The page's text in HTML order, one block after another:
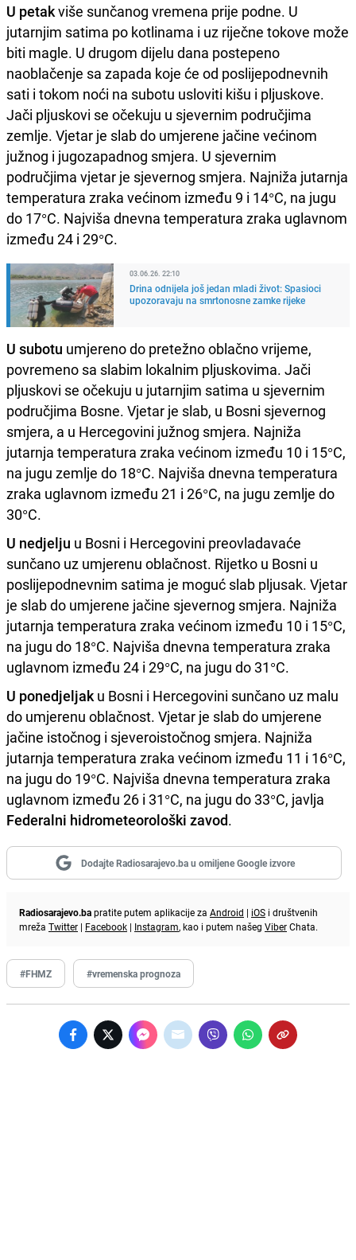
U petakviše sunčanog vremena prije podne. U
jutarnjim satima po kotlinama i uz riječne tokove može
biti magle. U drugom dijelu dana postepeno
naoblačenje sa zapada koje će od poslijepodnevnih
sati i tokom noći na subotu usloviti kišu i pljuskove.
Jači pljuskovi se očekuju u sjevernim područjima
zemlje. Vjetar je slab do umjerene jačine većinom
južnog i jugozapadnog smjera. U sjevernim
područjima vjetar je sjevernog smjera. Najniža jutarnja
temperatura zraka većinom između 9 i 14°C, na jugu
do 17°C. Najviša dnevna temperatura zraka uglavnom
između 24 i 29°C.
03.06.26. 22:10
Drina odnijela još jedan mladi život: Spasioci
upozoravaju na smrtonosne zamke rijeke
U subotu umjereno do pretežno oblačno vrijeme,
povremeno sa slabim lokalnim pljuskovima. Jači
pljuskovi se očekuju u jutarnjim satima u sjevernim
područjima Bosne. Vjetar je slab, u Bosni sjevernog
smjera, a u Hercegovini južnog smjera. Najniža
jutarnja temperatura zraka većinom između 10 i 15°C,
na jugu zemlje do 18°C. Najviša dnevna temperatura
zraka uglavnom između 21 i 26°C, na jugu zemlje do
30°C.
U nedjelju u Bosni i Hercegovini preovladavaće
sunčano uz umjerenu oblačnost. Rijetko u Bosni u
poslijepodnevnim satima je moguć slab pljusak. Vjetar
je slab do umjerene jačine sjevernog smjera. Najniža
jutarnja temperatura zraka većinom između 10 i 15°C,
na jugu do 18°C. Najviša dnevna temperatura zraka
uglavnom između 24 i 29°C, na jugu do 31°C.
U ponedjeljak u Bosni i Hercegovini sunčano uz malu
do umjerenu oblačnost. Vjetar je slab do umjerene
jačine istočnog i sjeveroistočnog smjera. Najniža
jutarnja temperatura zraka većinom između 11 i 16°C,
na jugu do 19°C. Najviša dnevna temperatura zraka
uglavnom između 26 i 31°C, na jugu do 33°C, javlja
Federalni hidrometeorološki zavod.
Dodajte Radiosarajevo.ba u omiljene Google izvore
Radiosarajevo.bapratite putem aplikacije za Android | iOS i društvenih
mreža Twitter | Facebook | Instagram, kao i putem našeg ViberChata.
#FHMZ #vremenska prognoza